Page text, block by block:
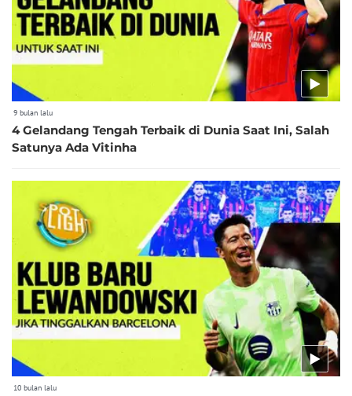
9 bulan lalu
4 Gelandang Tengah Terbaik di Dunia Saat Ini, Salah
Satunya Ada Vitinha
10 bulan lalu